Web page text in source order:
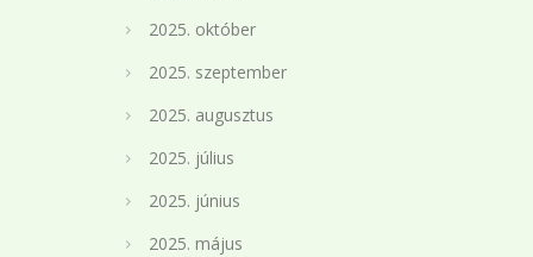
2025. október
2025. szeptember
2025. augusztus
2025. július
2025. június
2025. május